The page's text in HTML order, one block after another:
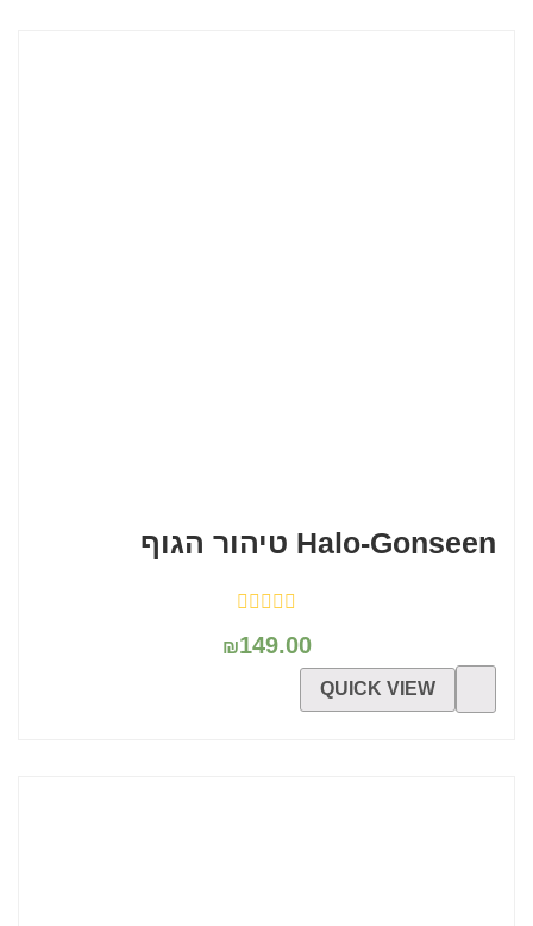
Halo-Gonseen טיהור הגוף
₪149.00
QUICK VIEW